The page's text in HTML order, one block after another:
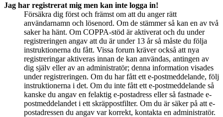
Jag har registrerat mig men kan inte logga in!
Försäkra dig först och främst om att du anger rätt
användarnamn och lösenord. Om de stämmer så kan en av två
saker ha hänt. Om COPPA-stöd är aktiverat och du under
registreringen angav att du är under 13 år så måste du följa
instruktionerna du fått. Vissa forum kräver också att nya
registreringar aktiveras innan de kan användas, antingen av
dig själv eller av an administratör; denna information visades
under registreringen. Om du har fått ett e-postmeddelande, följ
instruktionerna i det. Om du inte fått ett e-postmeddelande så
kanske du angav en felaktig e-postadress eller så fastnade e-
postmeddelandet i ett skräppostfilter. Om du är säker på att e-
postadressen du angav var korrekt, kontakta en administratör.